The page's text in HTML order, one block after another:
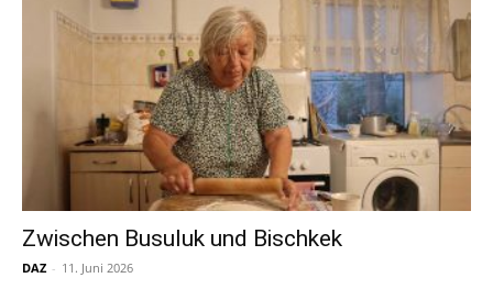
Zwischen Busuluk und Bischkek
DAZ - 11. Juni 2026